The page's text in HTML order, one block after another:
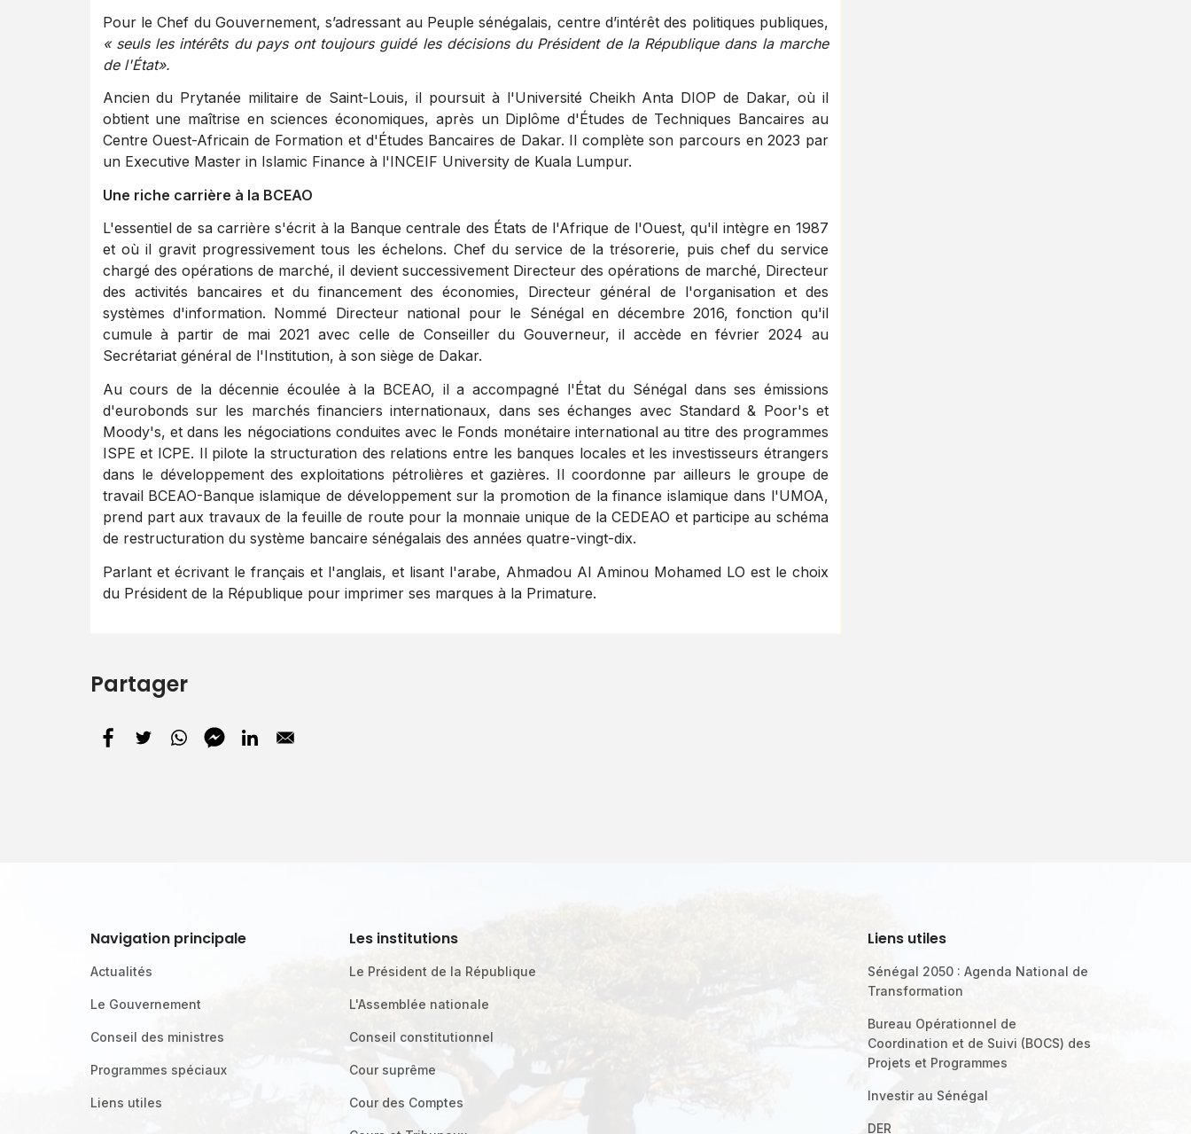
Pour le Chef du Gouvernement, s’adressant au Peuple sénégalais, centre d’intérêt des politiques publiques,
« seuls les intérêts du pays ont toujours guidé les décisions du Président de la République dans la marche
de l'État».
Ancien du Prytanée militaire de Saint-Louis, il poursuit à l'Université Cheikh Anta DIOP de Dakar, où il
obtient une maîtrise en sciences économiques, après un Diplôme d'Études de Techniques Bancaires au
Centre Ouest-Africain de Formation et d'Études Bancaires de Dakar. Il complète son parcours en 2023 par
un Executive Master in Islamic Finance à l'INCEIF University de Kuala Lumpur.
Une riche carrière à la BCEAO
L'essentiel de sa carrière s'écrit à la Banque centrale des États de l'Afrique de l'Ouest, qu'il intègre en 1987
et où il gravit progressivement tous les échelons. Chef du service de la trésorerie, puis chef du service
chargé des opérations de marché, il devient successivement Directeur des opérations de marché, Directeur
des activités bancaires et du financement des économies, Directeur général de l'organisation et des
systèmes d'information. Nommé Directeur national pour le Sénégal en décembre 2016, fonction qu'il
cumule à partir de mai 2021 avec celle de Conseiller du Gouverneur, il accède en février 2024 au
Secrétariat général de l'Institution, à son siège de Dakar.
Au cours de la décennie écoulée à la BCEAO, il a accompagné l'État du Sénégal dans ses émissions
d'eurobonds sur les marchés financiers internationaux, dans ses échanges avec Standard & Poor's et
Moody's, et dans les négociations conduites avec le Fonds monétaire international au titre des programmes
ISPE et ICPE. Il pilote la structuration des relations entre les banques locales et les investisseurs étrangers
dans le développement des exploitations pétrolières et gazières. Il coordonne par ailleurs le groupe de
travail BCEAO-Banque islamique de développement sur la promotion de la finance islamique dans l'UMOA,
prend part aux travaux de la feuille de route pour la monnaie unique de la CEDEAO et participe au schéma
de restructuration du système bancaire sénégalais des années quatre-vingt-dix.
Parlant et écrivant le français et l'anglais, et lisant l'arabe, Ahmadou Al Aminou Mohamed LO est le choix
du Président de la République pour imprimer ses marques à la Primature.
Partager
Navigation principale
Actualités
Le Gouvernement
Conseil des ministres
Programmes spéciaux
Liens utiles
Les institutions
Le Président de la République
L'Assemblée nationale
Conseil constitutionnel
Cour suprême
Cour des Comptes
Liens utiles
Sénégal 2050 : Agenda National de
Transformation
Bureau Opérationnel de
Coordination et de Suivi (BOCS) des
Projets et Programmes
Investir au Sénégal
DER